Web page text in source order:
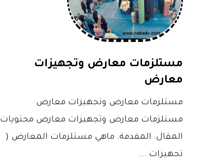
مستلزمات معارض وتجهيزات
معارض
مستلزمات معارض وتجهيزات معارض
مستلزمات معارض وتجهيزات معارض محتويات
المقال: المقدمة. ماهي مستلزمات المعارض (
تجهيزات ...